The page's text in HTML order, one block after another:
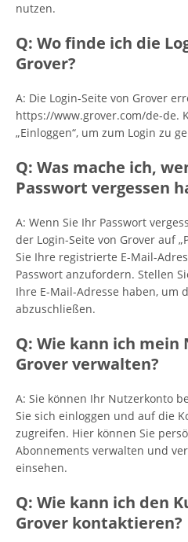
nutzen.
Q: Wo finde ich die
Grover?
A: Die Login-Seite von Grover
https://www.grover.com/de-de.
„Einloggen“, um zum Login zu
Q: Was mache ich,
Passwort vergessen
A: Wenn Sie Ihr Passwort
der Login-Seite von Grover auf
Sie Ihre registrierte E-Mail-
Passwort anzufordern. Stellen
Ihre E-Mail-Adresse haben, um
abzuschließen.
Q: Wie kann ich
Grover verwalten?
A: Sie können Ihr Nutzerkonto
Sie sich einloggen und auf die
zugreifen. Hier können Sie
Abonnements verwalten und
einsehen.
Q: Wie kann ich den
Grover kontaktieren?